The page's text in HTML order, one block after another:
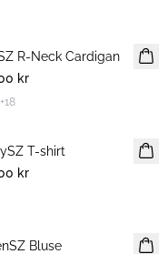
R-Neck Cardigan
kr
+18
T-shirt
kr
Bluse